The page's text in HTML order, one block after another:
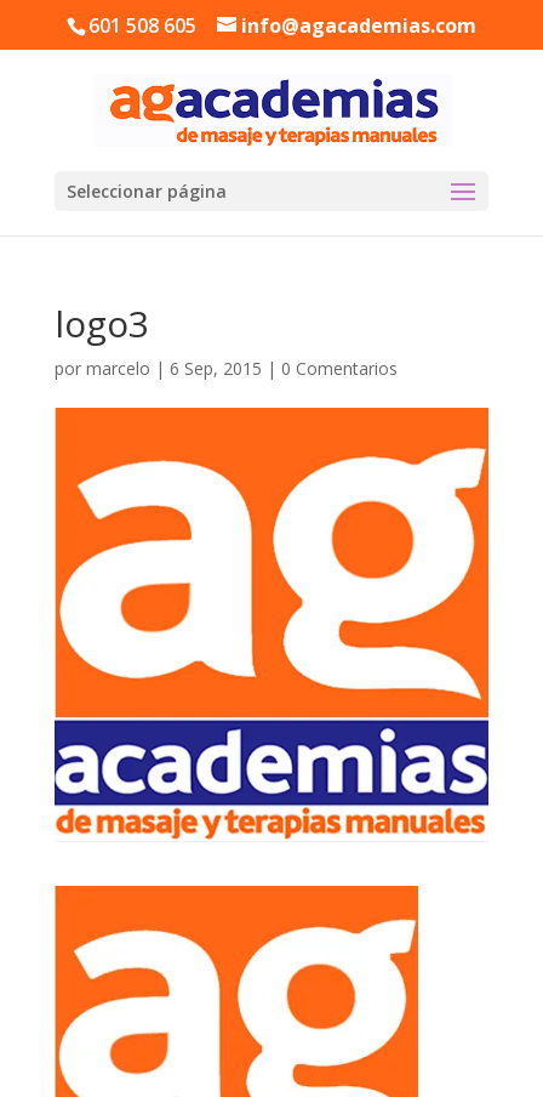
601 508 605 info@agacademias.com
Seleccionar página
logo3
por marcelo | 6 Sep, 2015 | 0 Comentarios